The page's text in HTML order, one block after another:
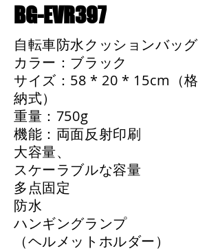
BG-EVR397
自転車防水クッションバッグ
カラー：ブラック
サイズ：58 * 20 * 15cm（格
納式）
重量：750g
機能：両面反射印刷
大容量、
スケーラブルな容量
多点固定
防水
ハンギングランプ
（ヘルメットホルダー）